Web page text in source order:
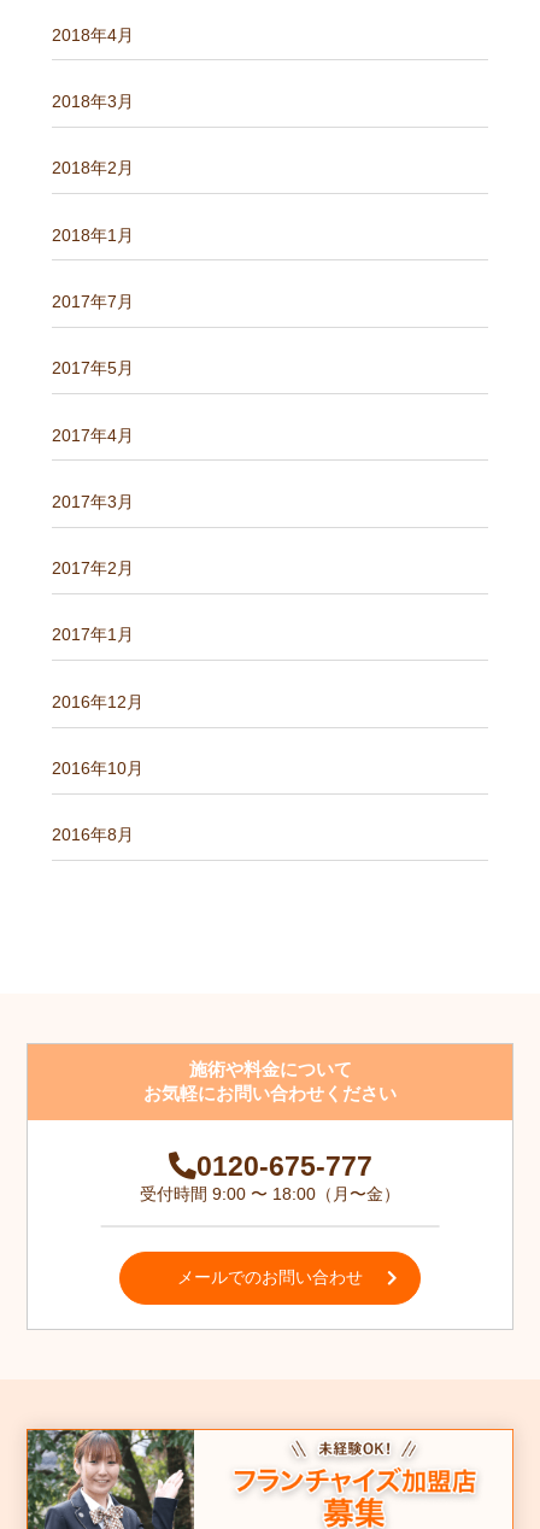
2018年4月
2018年3月
2018年2月
2018年1月
2017年7月
2017年5月
2017年4月
2017年3月
2017年2月
2017年1月
2016年12月
2016年10月
2016年8月
施術や料金について
お気軽にお問い合わせください
0120-675-777
受付時間 9:00 〜 18:00（月〜金）
メールでのお問い合わせ